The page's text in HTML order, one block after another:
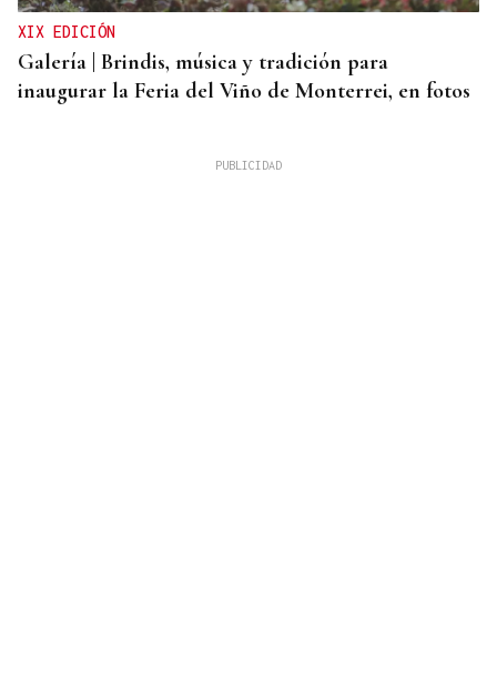
XIX EDICIÓN
Galería | Brindis, música y tradición para
inaugurar la Feria del Viño de Monterrei, en fotos